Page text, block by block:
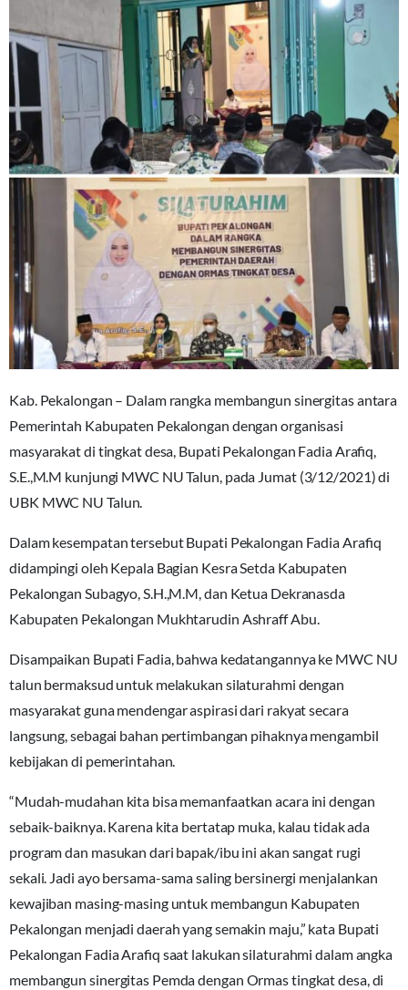
Kab. Pekalongan – Dalam rangka membangun sinergitas antara
Pemerintah Kabupaten Pekalongan dengan organisasi
masyarakat di tingkat desa, Bupati Pekalongan Fadia Arafiq,
S.E.,M.M kunjungi MWC NU Talun, pada Jumat (3/12/2021) di
UBK MWC NU Talun.
Dalam kesempatan tersebut Bupati Pekalongan Fadia Arafiq
didampingi oleh Kepala Bagian Kesra Setda Kabupaten
Pekalongan Subagyo, S.H.,M.M, dan Ketua Dekranasda
Kabupaten Pekalongan Mukhtarudin Ashraff Abu.
Disampaikan Bupati Fadia, bahwa kedatangannya ke MWC NU
talun bermaksud untuk melakukan silaturahmi dengan
masyarakat guna mendengar aspirasi dari rakyat secara
langsung, sebagai bahan pertimbangan pihaknya mengambil
kebijakan di pemerintahan.
“Mudah-mudahan kita bisa memanfaatkan acara ini dengan
sebaik-baiknya. Karena kita bertatap muka, kalau tidak ada
program dan masukan dari bapak/ibu ini akan sangat rugi
sekali. Jadi ayo bersama-sama saling bersinergi menjalankan
kewajiban masing-masing untuk membangun Kabupaten
Pekalongan menjadi daerah yang semakin maju,” kata Bupati
Pekalongan Fadia Arafiq saat lakukan silaturahmi dalam angka
membangun sinergitas Pemda dengan Ormas tingkat desa, di